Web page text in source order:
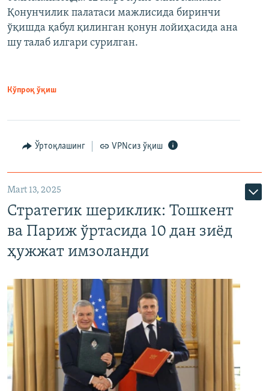
Қонунчилик палатаси мажлисида биринчи
ўқишда қабул қилинган қонун лойиҳасида ана
шу талаб илгари сурилган.
Кўпроқ ўқиш
Ўртоқлашинг VPNсиз ўқиш
Mart 13, 2025
Стратегик шериклик: Тошкент
ва Париж ўртасида 10 дан зиёд
ҳужжат имзоланди